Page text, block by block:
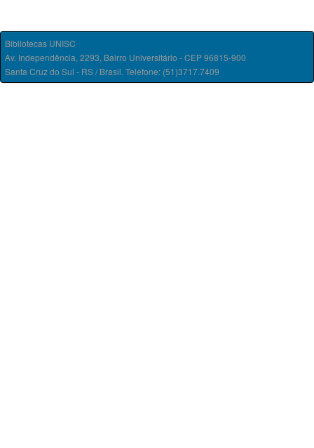
Bibliotecas UNISC
Av. Independência, 2293, Bairro Universitário - CEP 96815-900
Santa Cruz do Sul - RS / Brasil. Telefone: (51)3717.7409